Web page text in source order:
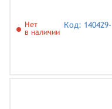
Нет
в наличии
Код: 140429-